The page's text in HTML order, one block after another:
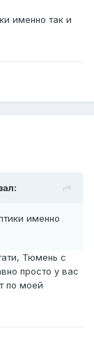
именно так и
именно
Тюмень с
просто у вас
по моей